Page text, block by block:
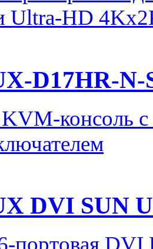
Ultra-HD
D17HR-N-
KVM-консоль
DVI SUN